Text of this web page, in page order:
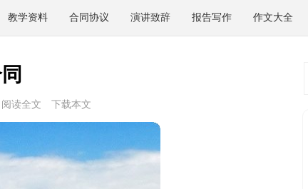
教学资料 合同协议 演讲致辞 报告写作 作文大全
阅读全文 下载本文